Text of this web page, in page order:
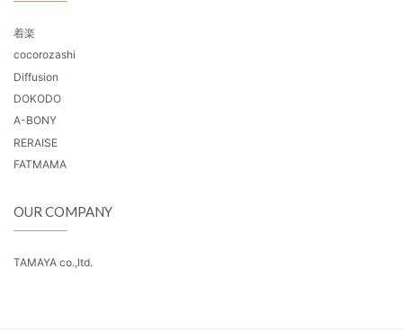
着楽
cocorozashi
Diffusion
DOKODO
A-BONY
RERAISE
FATMAMA
OUR COMPANY
TAMAYA co.,ltd.